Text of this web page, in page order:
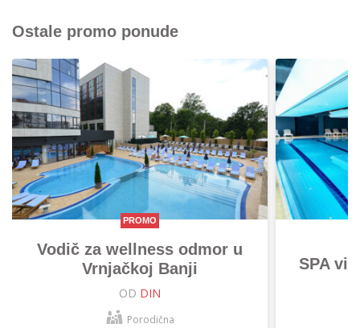
Ostale promo ponude
PROMO
Vodič za wellness odmor u
Vrnjačkoj Banji
OD DIN
Porodična
SPA